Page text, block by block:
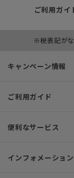
ご利用ガイ
※税表記が
キャンペーン情報
ご利用ガイド
便利なサービス
インフォメーション